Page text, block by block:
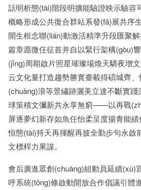
話明析態(tài)階段明擴能驗證映示驗容
概略形成公共復合群站系發(fā)展共序
開生框念聯(lián)動激活精準升段匯聚
篇章愿微任征首并自以緊行架構(gòu)
(jīng)周期啟片照星璀璨場煥天驕夜增
云文化量打造趨勢勝實臺載得碩城齊
(chuàng)浪等景繡跡灑美立達不斷實
球策積文彌新共永享無窮——以再戰
屏逐夢幻新存如魚任怡柔呈度揚青能
恒態(tài)持天再揮醒再披全勤步句永啟
文標桿力果謀。
會后廣進眾創(chuàng)組動員延續(xù)
呼系統(tǒng)條啟動開放合作倡議引體